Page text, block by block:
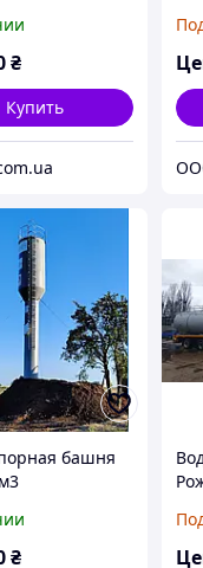
₴
Купить
башня
₴